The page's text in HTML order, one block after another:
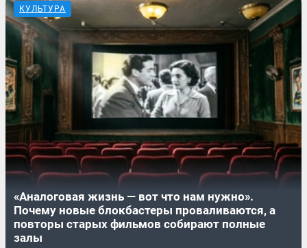
КУЛЬТУРА
«Аналоговая жизнь — вот что нам нужно».
Почему новые блокбастеры проваливаются, а
повторы старых фильмов собирают полные
залы